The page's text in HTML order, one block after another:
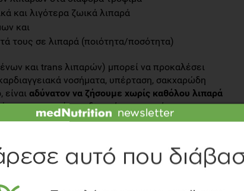
και λιγότερα ζωικά λιπαρά
και
τους σε λιπαρά (ποιότητα/ποσότητα)
και trans λιπαρών) μπορεί να προκαλέσει
νοσήματα, υπέρταση, σακχαρώδη
αδύνατον να ζήσουμε χωρίς καθόλου λιπαρά
απαραίτητα δομικά συστατικά του
υπό την αιγίδα τηςΕταιρείας Μελέτης
της καπάνιας: www.meetthefats.gr